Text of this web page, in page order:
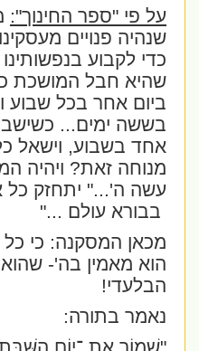
על פי "ספר החינוך":
שנהיה פנויים
כדי לקבוע בנפשותינו
שהיא חבל המושכת כל
ביום אחר בכל שבוע
בששה ימים...
אחד בשבוע, וישאל
מנוחה זאת? ויהיה
עשה ה'..." יתחזק כל
בבורא עולם ..."
מכאן המסקנה: כי כל
הוא מאמין בה'- שהוא
הבלעדי!
נאמר בתורה: